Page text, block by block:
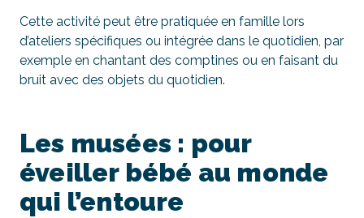
Cette activité peut être pratiquée en famille lors
d’ateliers spécifiques ou intégrée dans le quotidien, par
exemple en chantant des comptines ou en faisant du
bruit avec des objets du quotidien.
Les musées : pour
éveiller bébé au monde
qui l’entoure